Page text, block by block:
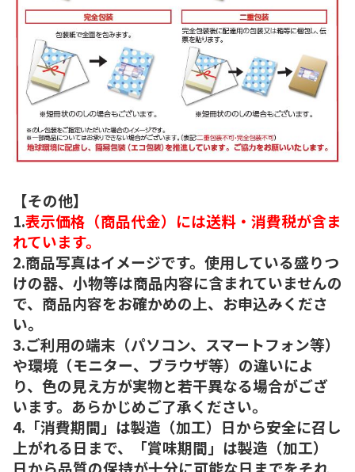
【その他】
1.表示価格（商品代金）には送料・消費税が含ま
れています。
2.商品写真はイメージです。使用している盛りつ
けの器、小物等は商品内容に含まれていませんの
で、商品内容をお確かめの上、お申込みくださ
い。
3.ご利用の端末（パソコン、スマートフォン等）
や環境（モニター、ブラウザ等）の違いによ
り、色の見え方が実物と若干異なる場合がござ
います。あらかじめご了承ください。
4.「消費期間」は製造（加工）日から安全に召し
上がれる日まで、「賞味期間」は製造（加工）